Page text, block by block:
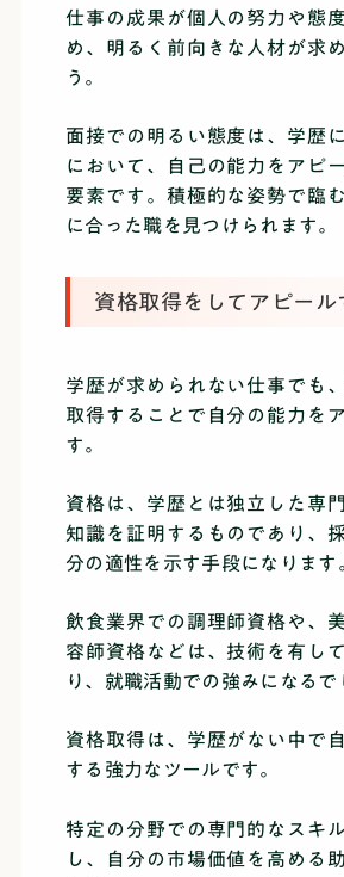
仕事の成果が個人の努力や態
め、明るく前向きな人材が求
う。
面接での明るい態度は、学歴
において、自己の能力をアピ
要素です。積極的な姿勢で臨
に合った職を見つけられます。
資格取得をしてアピール
学歴が求められない仕事でも
取得することで自分の能力を
す。
資格は、学歴とは独立した専
知識を証明するものであり、
分の適性を示す手段になります
飲食業界での調理師資格や、
容師資格などは、技術を有し
り、就職活動での強みになるで
資格取得は、学歴がない中で
する強力なツールです。
特定の分野での専門的なスキ
し、自分の市場価値を高める